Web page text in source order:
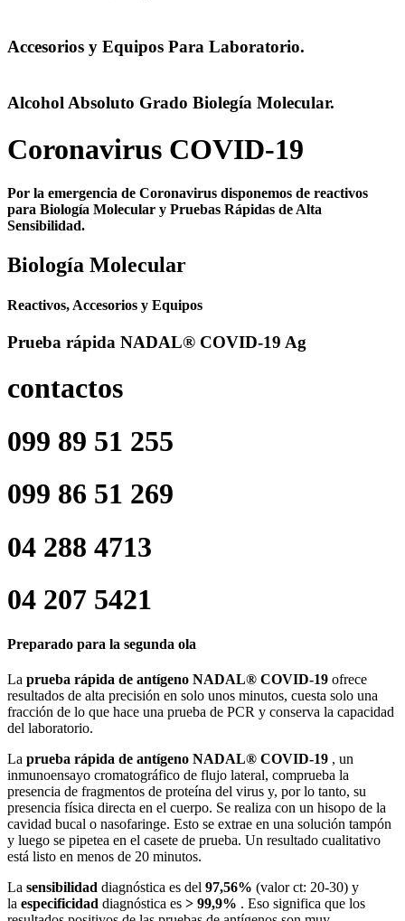
Accesorios y Equipos Para Laboratorio.
Alcohol Absoluto Grado Biolegía Molecular.
Coronavirus COVID-19
Por la emergencia de Coronavirus disponemos de reactivos
para Biología Molecular y Pruebas Rápidas de Alta
Sensibilidad.
Biología Molecular
Reactivos, Accesorios y Equipos
Prueba rápida NADAL® COVID-19 Ag
contactos
099 89 51 255
099 86 51 269
04 288 4713
04 207 5421
Preparado para la segunda ola
La prueba rápida de antígeno NADAL® COVID-19 ofrece
resultados de alta precisión en solo unos minutos, cuesta solo una
fracción de lo que hace una prueba de PCR y conserva la capacidad
del laboratorio.
La prueba rápida de antígeno NADAL® COVID-19 , un
inmunoensayo cromatográfico de flujo lateral, comprueba la
presencia de fragmentos de proteína del virus y, por lo tanto, su
presencia física directa en el cuerpo. Se realiza con un hisopo de la
cavidad bucal o nasofaringe. Esto se extrae en una solución tampón
y luego se pipetea en el casete de prueba. Un resultado cualitativo
está listo en menos de 20 minutos.
La sensibilidad diagnóstica es del 97,56% (valor ct: 20-30) y
la especificidad diagnóstica es > 99,9% . Eso significa que los